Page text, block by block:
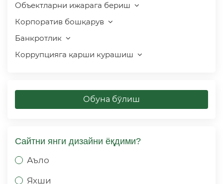
Объектларни ижарага бериш
Корпоратив бошқарув
Банкротлик
Коррупцияга қарши курашиш
Обуна бўлиш
Сайтни янги дизайни ёқдими?
Аъло
Яхши